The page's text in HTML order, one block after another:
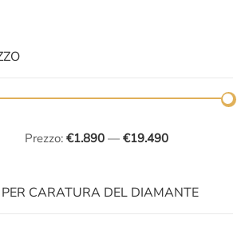
Prezzo: €1.890— €19.490
PER CARATURA DEL DIAMANTE